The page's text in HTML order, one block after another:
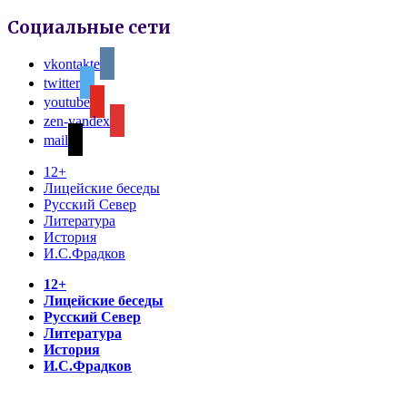
Социальные сети
vkontakte
twitter
youtube
zen-yandex
mail
12+
Лицейские беседы
Русский Север
Литература
История
И.С.Фрадков
12+
Лицейские беседы
Русский Север
Литература
История
И.С.Фрадков